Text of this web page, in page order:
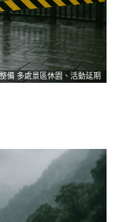
備 多處景區休園、活動延期